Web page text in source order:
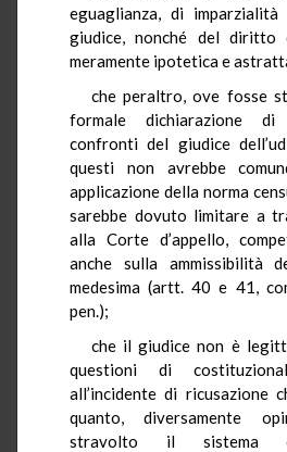
eguaglianza, di
giudice, nonché del diritto
meramente ipotetica e
che peraltro, ove fosse
formale dichiarazione di
confronti del giudice
questi non avrebbe
applicazione della norma
sarebbe dovuto limitare a
alla Corte d’appello,
anche sulla ammissibilità
medesima (artt. 40 e 41,
pen.);
che il giudice non è
questioni di
all’incidente di ricusazione
quanto, diversamente
stravolto il sistema